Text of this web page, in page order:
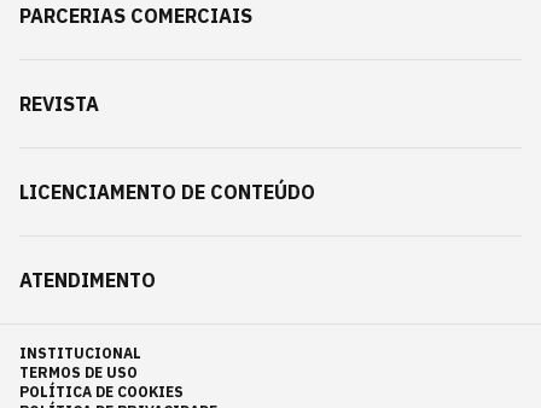
PARCERIAS COMERCIAIS
REVISTA
LICENCIAMENTO DE CONTEÚDO
ATENDIMENTO
INSTITUCIONAL
TERMOS DE USO
POLÍTICA DE COOKIES